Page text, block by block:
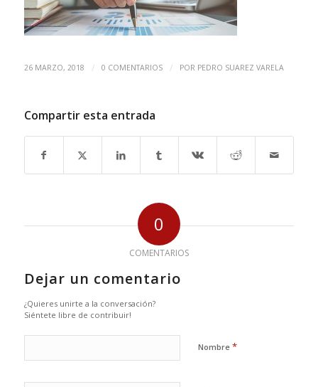
26 MARZO, 2018 / 0 COMENTARIOS / POR PEDRO SUAREZ VARELA
Compartir esta entrada
0
COMENTARIOS
Dejar un comentario
¿Quieres unirte a la conversación?
Siéntete libre de contribuir!
Nombre *